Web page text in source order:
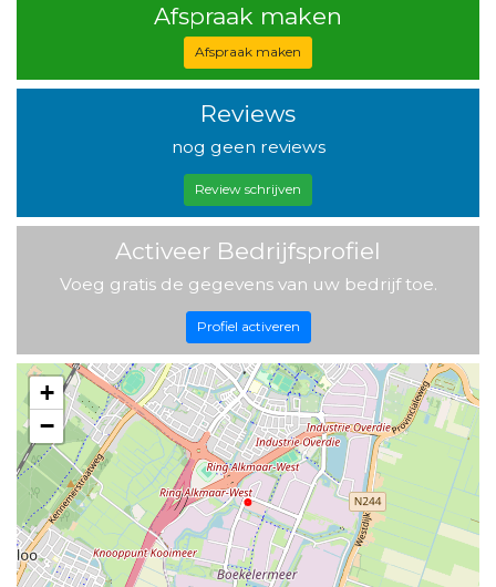
Afspraak maken
Afspraak maken
Reviews
nog geen reviews
Review schrijven
Activeer Bedrijfsprofiel
Voeg gratis de gegevens van uw bedrijf toe.
Profiel activeren
+
−